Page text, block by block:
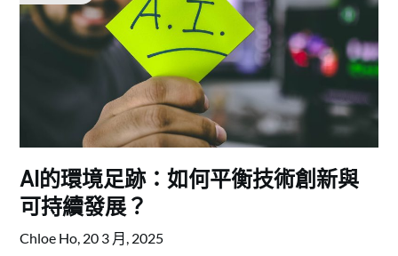
AI的環境足跡：如何平衡技術創新與
可持續發展？
Chloe Ho, 20 3 月, 2025